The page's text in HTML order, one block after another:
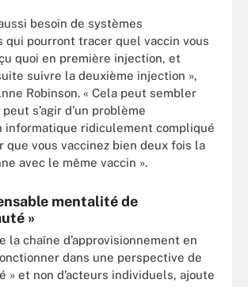
besoin de systèmes
qui pourront tracer quel vaccin vous
quoi en première injection, et
suivre la deuxième injection »,
Robinson. « Cela peut sembler
s’agir d’un problème
informatique ridiculement compliqué
que vous vaccinez bien deux fois la
avec le même vaccin ».
mentalité de
»
la chaîne d’approvisionnement en
dans une perspective de
» et non d’acteurs individuels, ajoute